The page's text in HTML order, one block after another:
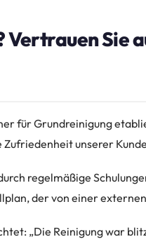
Vertrauen Sie
für Grundreinigung
unserer
regelmäßige
der von einer
„Die Reinigung war